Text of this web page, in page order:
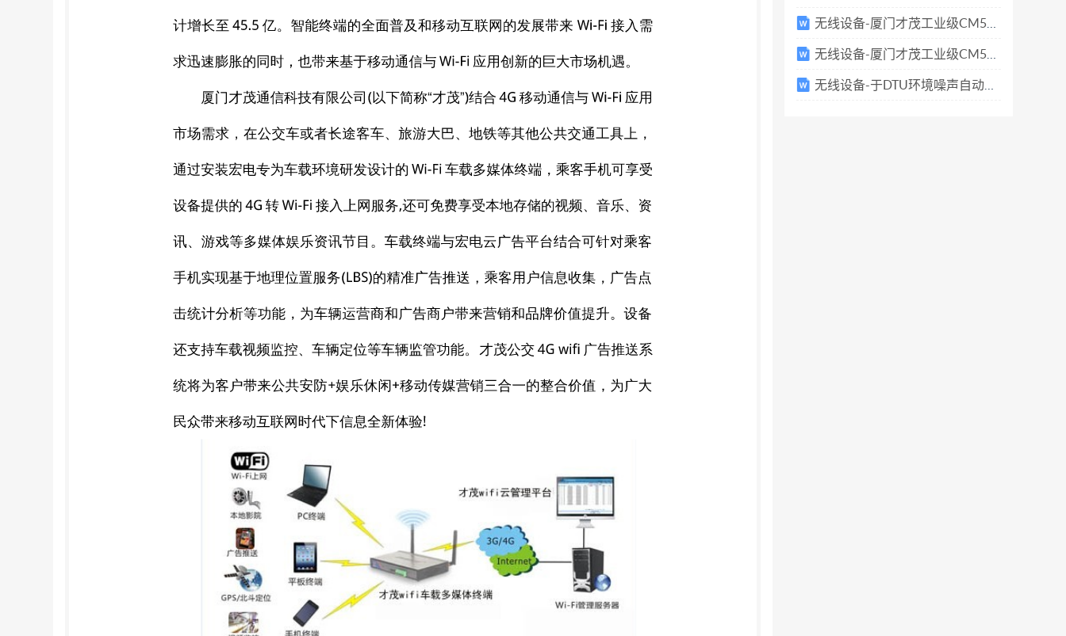
支持 128G 存储 空间(支持扩容)。 ◆车载工业级可靠品质 专利硬盘防震技术，工业级可靠设计，彻底解决硬盘数据丢失问题。 ◆部署方
台，架构更简单，运营 更便利。 ◆精准广告推送、上网行为管理 系统支持才茂云广告平台，可实现计时计费、远程管理设备，控制接入用
户的上网流量与时间，上网行为管理统计用户的上网行为，提供精准投放广告 的用户行为分析数据等。 ◆Wi-Fi 、FTP、USB 更新 系统支持
本地内容更新，包括有本地 Wi-Fi 更新、FTP 更新、USB 更新;同 厦门才茂通信科技有限公司 http://www.caimore.com/ 时支持才茂公司云广告平台
实现节目内容远程更新，平台支持一站式统一部署 所有在网终端设备，更新方便，管理容易。 ◆视频监控、云平台管理 系统支持视频监控、
Wi-Fi 车载多媒体终端，城市范围无线 3G/4G 网络覆 盖程度较为完善，可以实现较好的 Wi-Fi 接入体验，同时终端本地存储的娱乐节 目、广告推送和
车辆安全监控等方面功能亦都可以达到较好的效果。 厦门才茂通信科技有限公司 http://www.caimore.com/ 在长途/旅游大巴上安装才茂 Wi-Fi 车载
的特性，本地存储娱乐节目的功能将能大大 吸引乘客的兴趣，并形成良好的体验感，而车载监控方面的完整功能模块则为 运营单位和监管部门提供了
可靠的安全运营保障。 厦门才茂通信科技有限公司 http://www.caimore.com/ 不少企业/单位随着规模的扩大和人员的增长，配备了一定数量的自有
网络、及时 处理公务，又可以将企业相关资讯、企业文化等媒体信息通过车载本地存储方 式与员工分享，更进一步提升系统客户使用价值。
无线设备-厦门才茂工业级CM520-82系列技术参数
无线设备-厦门才茂工业级CM520-86系列技术参数
无线设备-于DTU环境噪声自动监测系统方案